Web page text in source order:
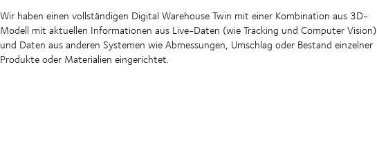
Wir haben einen vollständigen Digital Warehouse Twin mit einer Kombination aus 3D-
Modell mit aktuellen Informationen aus Live-Daten (wie Tracking und Computer Vision)
und Daten aus anderen Systemen wie Abmessungen, Umschlag oder Bestand einzelner
Produkte oder Materialien eingerichtet.